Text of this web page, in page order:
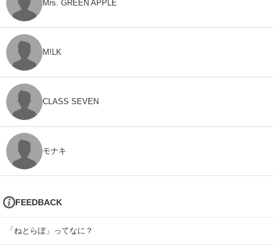
Mrs. GREEN APPLE
M!LK
CLASS SEVEN
モナキ
FEEDBACK
「ねとらぼ」ってなに？